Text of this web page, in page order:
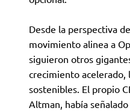
Desde la perspectiva
movimiento alinea a
siguieron otros
crecimiento acelerado,
sostenibles. El propio
Altman, había